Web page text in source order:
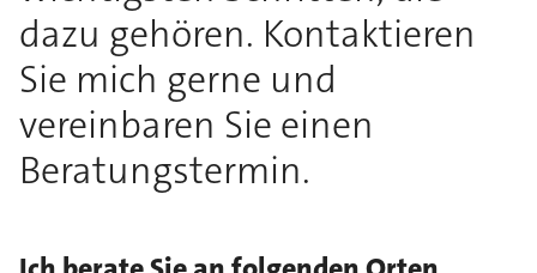
dazu gehören. Kontaktieren
Sie mich gerne und
vereinbaren Sie einen
Beratungstermin.